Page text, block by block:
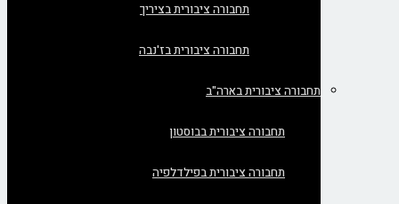
תחבורה ציבורית בציריך
תחבורה ציבורית בז'נבה
תחבורה ציבורית בארה"ב
תחבורה ציבורית בבוסטון
תחבורה ציבורית בפילדלפיה